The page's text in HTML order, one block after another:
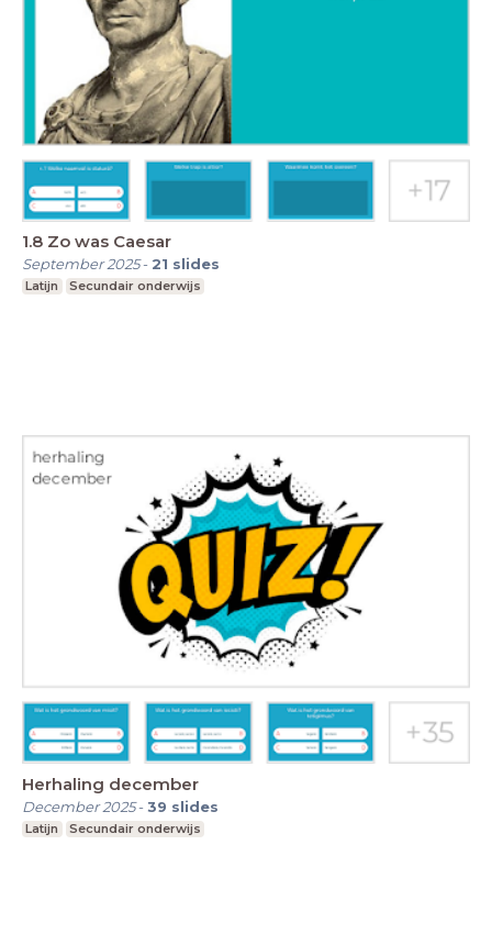
1.8 Zo was Caesar
September 2025- 21 slides
Latijn Secundair onderwijs
Herhaling december
December 2025-39 slides
Latijn Secundair onderwijs